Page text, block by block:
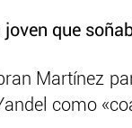
joven que
Martínez
como